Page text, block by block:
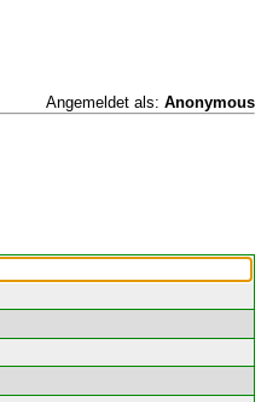
Angemeldet als: Anonymous